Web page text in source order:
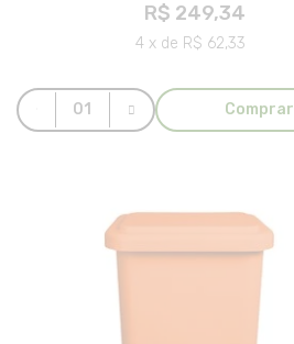
R$ 249,34
4 x de R$ 62,33
Comprar